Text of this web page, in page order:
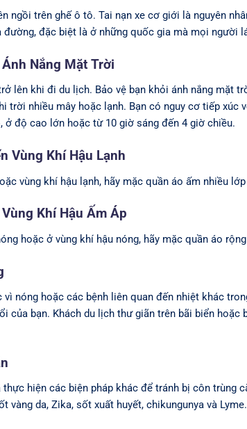
ngồi trên ghế ô tô. Tai nạn xe cơ giới là nguyên
đường, đặc biệt là ở những quốc gia mà mọi người
Nắng Mặt Trời
lên khi đi du lịch. Bảo vệ bạn khỏi ánh nắng mặt
trời nhiều mây hoặc lạnh. Bạn có nguy cơ tiếp
ở độ cao lớn hoặc từ 10 giờ sáng đến 4 giờ chiều.
Vùng Khí Hậu Lạnh
vùng khí hậu lạnh, hãy mặc quần áo ấm nhiều
Khí Hậu Ấm Áp
hoặc ở vùng khí hậu nóng, hãy mặc quần áo
vì nóng hoặc các bệnh liên quan đến nhiệt khác
của bạn. Khách du lịch thư giãn trên bãi biển hoặc
hiện các biện pháp khác để tránh bị côn trùng
vàng da, Zika, sốt xuất huyết, chikungunya và